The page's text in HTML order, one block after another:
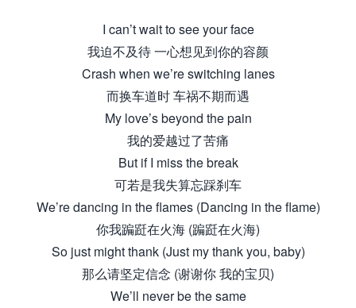
I can’t wait to see your face
我迫不及待 一心想见到你的容颜
Crash when we’re switching lanes
而换车道时 车祸不期而遇
My love’s beyond the pain
我的爱越过了苦痛
But if I miss the break
可若是我失算忘踩刹车
We’re dancing in the flames (Dancing in the flame)
你我蹁跹在火海 (蹁跹在火海)
So just might thank (Just my thank you, baby)
那么请坚定信念 (谢谢你 我的宝贝)
We’ll never be the same